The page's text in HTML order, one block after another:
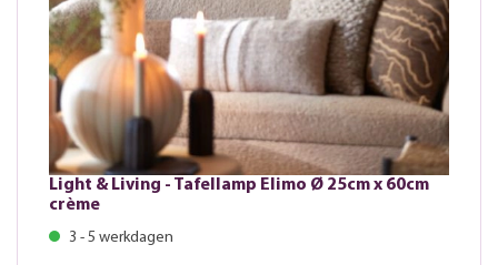
Light & Living - Tafellamp Elimo Ø 25cm x 60cm
crème
3 - 5 werkdagen